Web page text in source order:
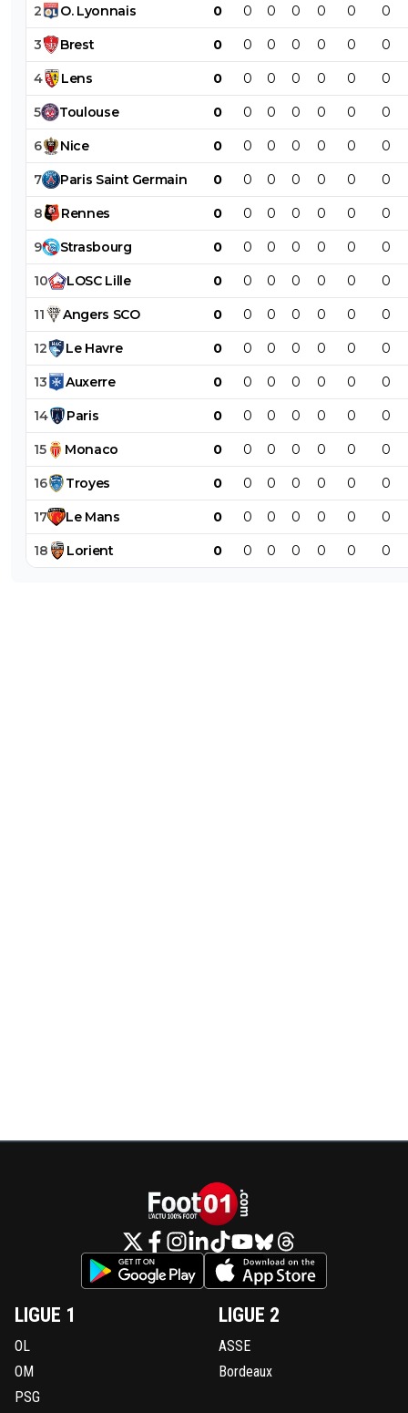
2 O. Lyonnais 0 0 0 0 0 0 0
3 Brest 0 0 0 0 0 0 0
4 Lens 0 0 0 0 0 0 0
5 Toulouse 0 0 0 0 0 0 0
6 Nice 0 0 0 0 0 0 0
7 Paris Saint Germain 0 0 0 0 0 0 0
8 Rennes 0 0 0 0 0 0 0
9 Strasbourg 0 0 0 0 0 0 0
10 LOSC Lille 0 0 0 0 0 0 0
11 Angers SCO 0 0 0 0 0 0 0
12 Le Havre 0 0 0 0 0 0 0
13 Auxerre 0 0 0 0 0 0 0
14 Paris 0 0 0 0 0 0 0
15 Monaco 0 0 0 0 0 0 0
16 Troyes 0 0 0 0 0 0 0
17 Le Mans 0 0 0 0 0 0 0
18 Lorient 0 0 0 0 0 0 0
LIGUE 1
OL
OM
PSG
LIGUE 2
ASSE
Bordeaux